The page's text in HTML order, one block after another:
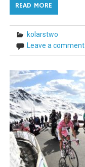
READ MORE
kolarstwo
Leave a comment